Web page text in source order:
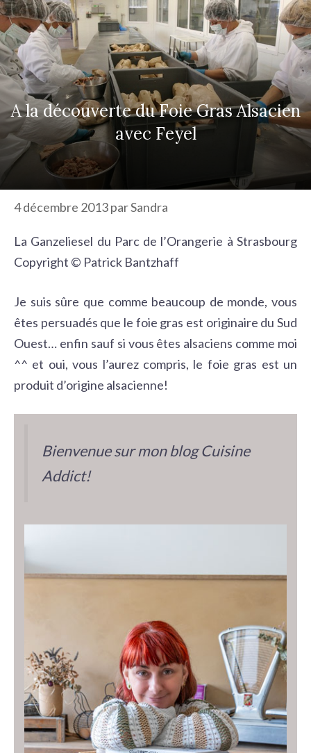
r
c
h
e
r
A la découverte du Foie Gras Alsacien
avec Feyel
4 décembre 2013parSandra
La Ganzeliesel du Parc de l’Orangerie à Strasbourg
Copyright © Patrick Bantzhaff
Je suis sûre que comme beaucoup de monde, vous
êtes persuadés que le foie gras est originaire du Sud
Ouest… enfin sauf si vous êtes alsaciens comme moi
^^ et oui, vous l’aurez compris, le foie gras est un
produit d’origine alsacienne!
Bienvenue sur mon blog Cuisine
Addict!